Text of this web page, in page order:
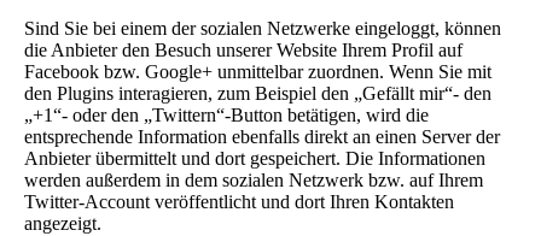
Sind Sie bei einem der sozialen Netzwerke eingeloggt, können
die Anbieter den Besuch unserer Website Ihrem Profil auf
Facebook bzw. Google+ unmittelbar zuordnen. Wenn Sie mit
den Plugins interagieren, zum Beispiel den „Gefällt mir“- den
„+1“- oder den „Twittern“-Button betätigen, wird die
entsprechende Information ebenfalls direkt an einen Server der
Anbieter übermittelt und dort gespeichert. Die Informationen
werden außerdem in dem sozialen Netzwerk bzw. auf Ihrem
Twitter-Account veröffentlicht und dort Ihren Kontakten
angezeigt.